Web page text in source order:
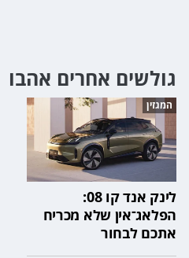
גולשים אחרים אהבו
המגזין
לינק אנד קו 08:
הפלאג־אין שלא מכריח
אתכם לבחור